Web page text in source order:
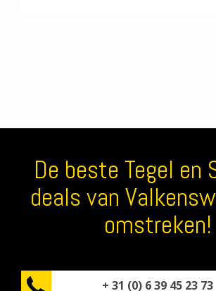
De beste Tegel en
deals van
omstreken!
+ 31 (0) 6 39 45 23 73